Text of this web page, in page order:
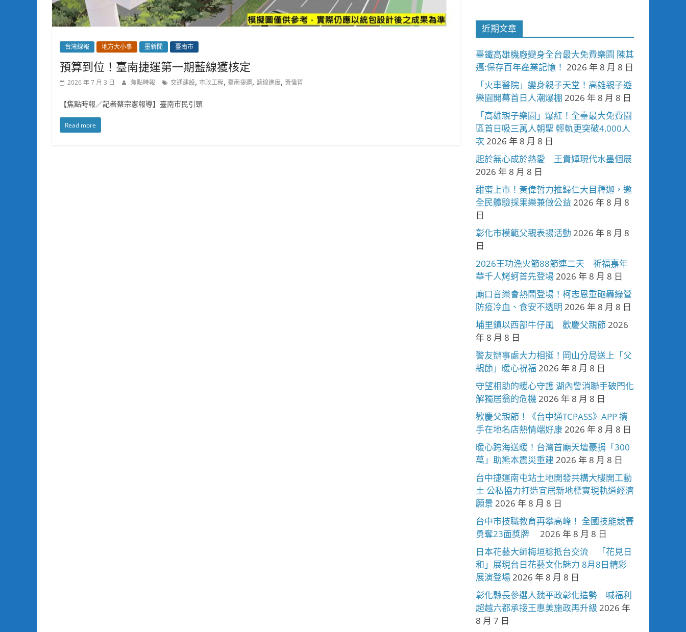
台灣線報 地方大小事 墨新聞 臺南市
預算到位！臺南捷運第一期藍線獲核定
2026 年 7 月 3 日 焦點時報 交通建設, 市政工程, 臺南捷運, 藍線進度, 黃偉哲
【焦點時報／記者蔡宗憲報導】臺南市民引頸
Read more
近期文章
臺鐵高雄機廠變身全台最大免費樂園 陳其
邁:保存百年產業記憶！ 2026 年 8 月 8 日
「火車醫院」變身親子天堂！高雄親子遊
樂園開幕首日人潮爆棚 2026 年 8 月 8 日
「高雄親子樂園」爆紅！全臺最大免費園
區首日吸三萬人朝聖 輕軌更突破4,000人
次 2026 年 8 月 8 日
起於無心成於熱愛 王貴嬋現代水墨個展
2026 年 8 月 8 日
甜蜜上市！黃偉哲力推歸仁大目釋迦，邀
全民體驗採果樂兼做公益 2026 年 8 月 8
日
彰化市模範父親表揚活動 2026 年 8 月 8
日
2026王功漁火節88節連二天 祈福嘉年
華千人烤蚵首先登場2026 年 8 月 8 日
廟口音樂會熱鬧登場！柯志恩重砲轟綠營
防疫冷血、食安不透明 2026 年 8 月 8 日
埔里鎮以西部牛仔風 歡慶父親節2026
年 8 月 8 日
警友辦事處大力相挺！岡山分局送上「父
親節」暖心祝福 2026 年 8 月 8 日
守望相助的暖心守護 湖內警消聯手破門化
解獨居翁的危機2026 年 8 月 8 日
歡慶父親節！《台中通TCPASS》APP 攜
手在地名店熱情端好康2026 年 8 月 8 日
暖心跨海送暖！台灣首廟天壇豪捐「300
萬」助熊本震災重建 2026 年 8 月 8 日
台中捷運南屯站土地開發共構大樓開工動
土 公私協力打造宜居新地標實現軌道經濟
願景 2026 年 8 月 8 日
台中市技職教育再攀高峰！ 全國技能競賽
勇奪23面獎牌
2026 年 8 月 8 日
日本花藝大師梅垣稔抵台交流 「花見日
和」展現台日花藝文化魅力 8月8日精彩
展演登場2026 年 8 月 8 日
彰化縣長參選人魏平政彰化造勢 喊福利
超越六都承接王惠美施政再升級 2026 年
8 月 7 日